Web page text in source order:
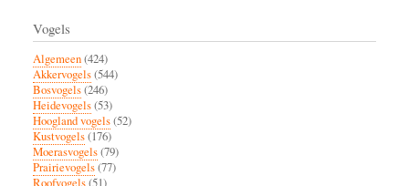
Vogels
Algemeen(424)
Akkervogels(544)
Bosvogels(246)
Heidevogels(53)
Hoogland vogels(52)
Kustvogels(176)
Moerasvogels(79)
Prairievogels(77)